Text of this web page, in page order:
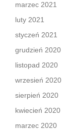
marzec 2021
luty 2021
styczeń 2021
grudzień 2020
listopad 2020
wrzesień 2020
sierpień 2020
kwiecień 2020
marzec 2020